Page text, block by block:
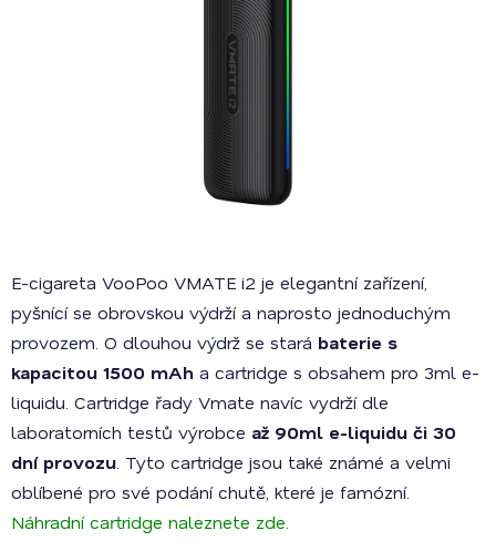
E-cigareta VooPoo VMATE i2 je elegantní zařízení,
pyšnící se obrovskou výdrží a naprosto jednoduchým
provozem. O dlouhou výdrž se stará baterie s
kapacitou 1500 mAh a cartridge s obsahem pro 3ml e-
liquidu. Cartridge řady Vmate navíc vydrží dle
laboratorních testů výrobce až 90ml e-liquidu či 30
dní provozu . Tyto cartridge jsou také známé a velmi
oblíbené pro své podání chutě, které je famózní.
Náhradní cartridge naleznete zde.